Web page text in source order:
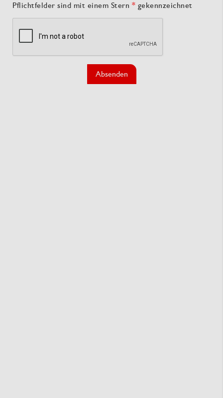
Pflichtfelder sind mit einem Stern * gekennzeichnet
Absenden